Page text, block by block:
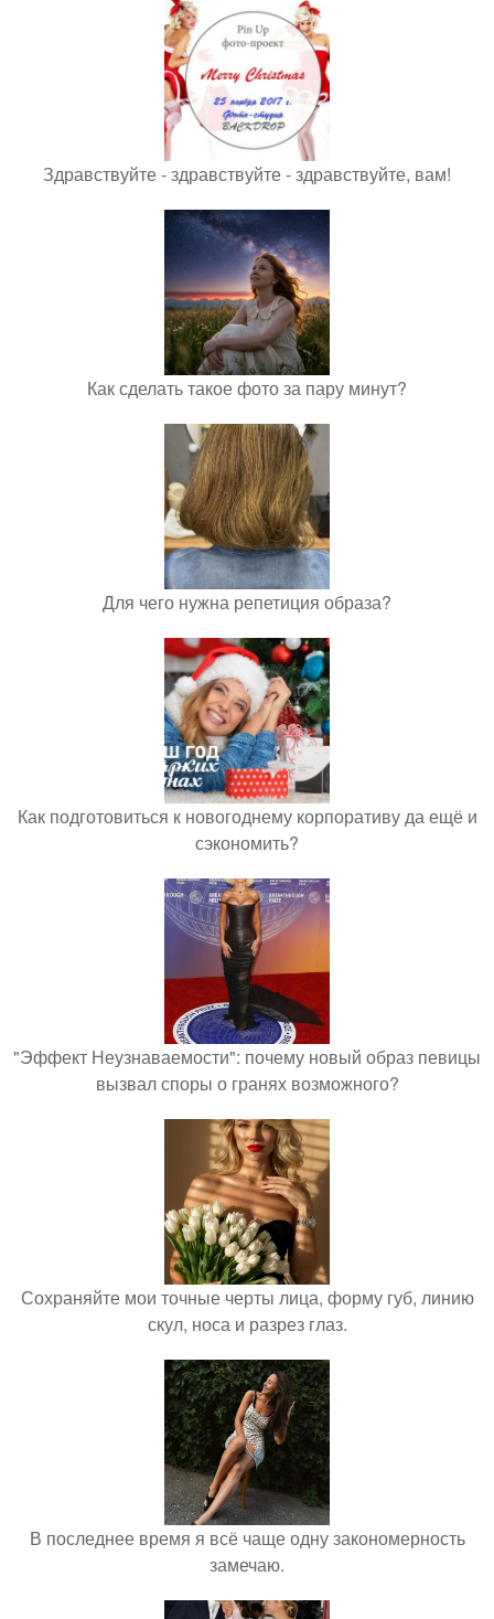
Здравствуйте - здравствуйте - здравствуйте, вам!
Как сделать такое фото за пару минут?
Для чего нужна репетиция образа?
Как подготовиться к новогоднему корпоративу да ещё и
сэкономить?
"Эффект Неузнаваемости": почему новый образ певицы
вызвал споры о гранях возможного?
Сохраняйте мои точные черты лица, форму губ, линию
скул, носа и разрез глаз.
В последнее время я всё чаще одну закономерность
замечаю.